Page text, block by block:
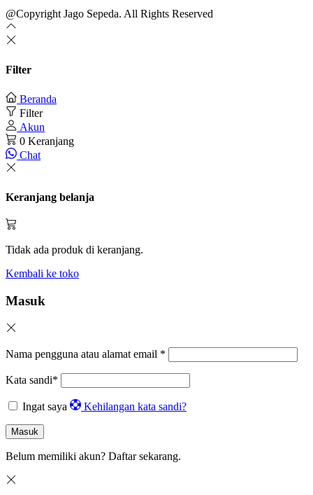
@Copyright Jago Sepeda. All Rights Reserved
Filter
Beranda
Filter
Akun
0 Keranjang
Chat
Keranjang belanja
Tidak ada produk di keranjang.
Kembali ke toko
Masuk
Nama pengguna atau alamat email *
Kata sandi*
Ingat saya Kehilangan kata sandi?
Masuk
Belum memiliki akun? Daftar sekarang.